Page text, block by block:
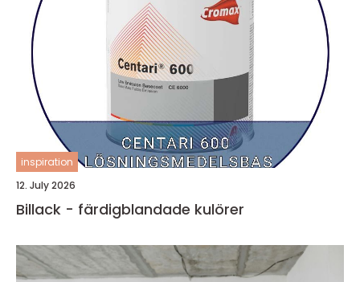
inspiration
12. July 2026
Billack - färdigblandade kulörer